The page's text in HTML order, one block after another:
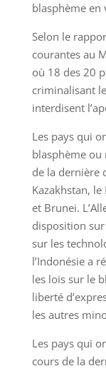
blasphème en
Selon le
courantes au
où 18 des 20
criminalisant
interdisent
Les pays qui
blasphème ou
de la dernière
Kazakhstan,
et Brunei.
disposition
sur les
l’Indonésie a
les lois sur le
liberté
les autres
Les pays qui
cours de la